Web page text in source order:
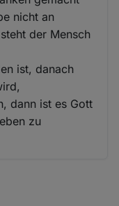
nicht an
der Mensch
ist, danach
dann ist es Gott
zu